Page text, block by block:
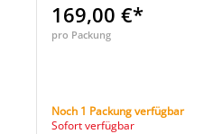
169,00 €*
pro Packung
Noch 1 Packung verfügbar
Sofort verfügbar